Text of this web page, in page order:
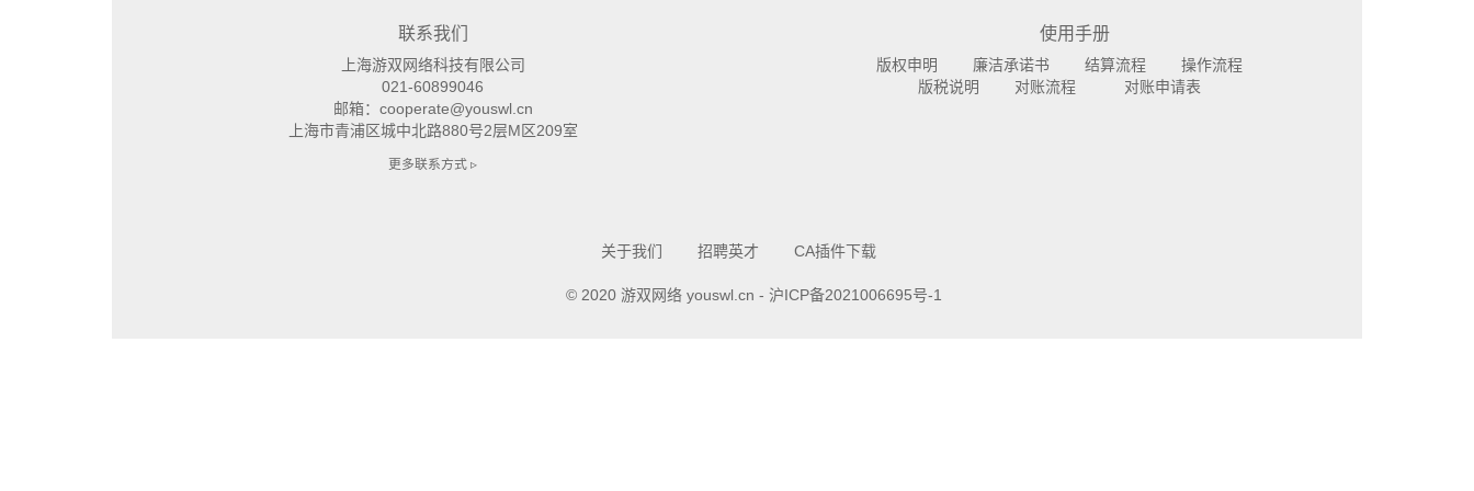
联系我们
上海游双网络科技有限公司
021-60899046
邮箱：cooperate@youswl.cn
上海市青浦区城中北路880号2层M区209室
更多联系方式 ▹
使用手册
版权申明 廉洁承诺书 结算流程
操作流程
版税说明
对账流程 对账申请表
关于我们 招聘英才 CA插件下载
© 2020 游双网络 youswl.cn - 沪ICP备2021006695号-1